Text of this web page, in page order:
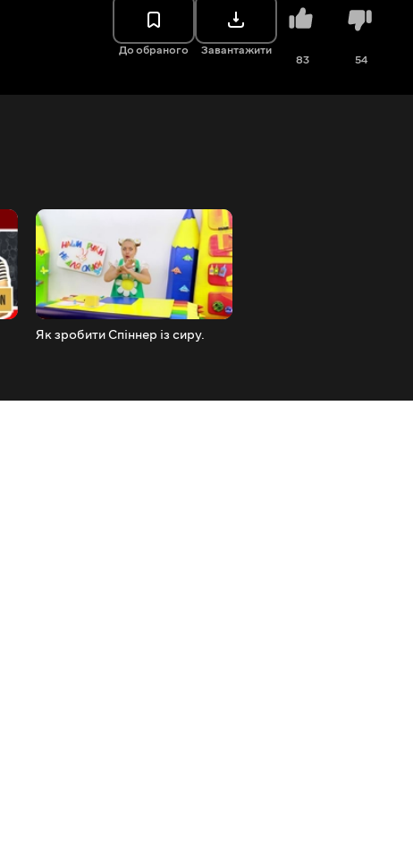
До обраного Завантажити
83 54
Як зробити Спіннер із сиру.